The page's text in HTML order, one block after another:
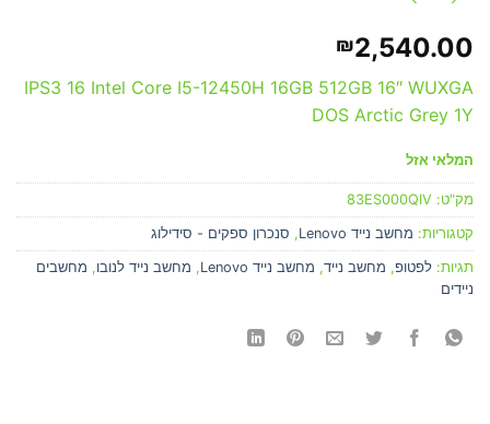
₪2,540.00
IPS3 16 Intel Core I5-12450H 16GB 512GB 16″ WUXGA
DOS Arctic Grey 1Y
המלאי אזל
מק"ט: 83ES000QIV
קטגוריות: מחשב נייד Lenovo , סנכרון ספקים - סידילוג
תגיות: לפטופ, מחשב נייד, מחשב נייד Lenovo , מחשב נייד לנובו, מחשבים
ניידים